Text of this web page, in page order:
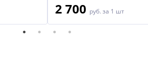
2 700 руб. за 1 шт